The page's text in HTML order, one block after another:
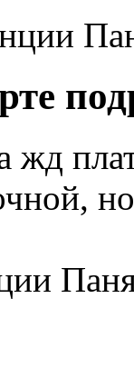
жд